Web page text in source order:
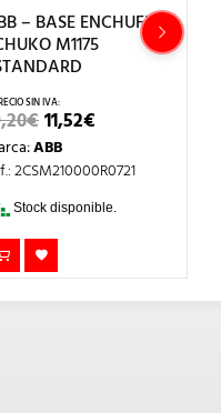
– BASE ENCHUFE
M1175
€EL
PRECIO
ORIGINAL
ERA:
11,52€
ES:
ABB
2CSM210000R0721
Stock disponible.